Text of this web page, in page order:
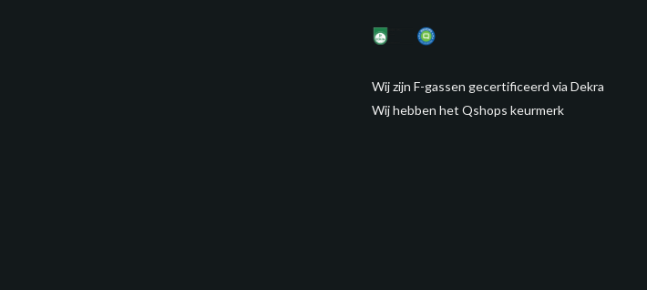
Wij zijn F-gassen gecertificeerd via Dekra
Wij hebben het Qshops keurmerk